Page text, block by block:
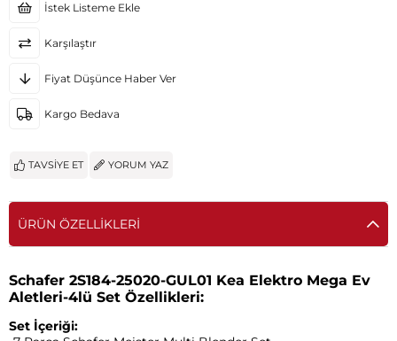
İstek Listeme Ekle
Karşılaştır
Fiyat Düşünce Haber Ver
Kargo Bedava
TAVSIYE ET YORUM YAZ
ÜRÜN ÖZELLIKLERI
Schafer 2S184-25020-GUL01 Kea Elektro Mega Ev
Aletleri-4lü Set Özellikleri:
Set İçeriği: